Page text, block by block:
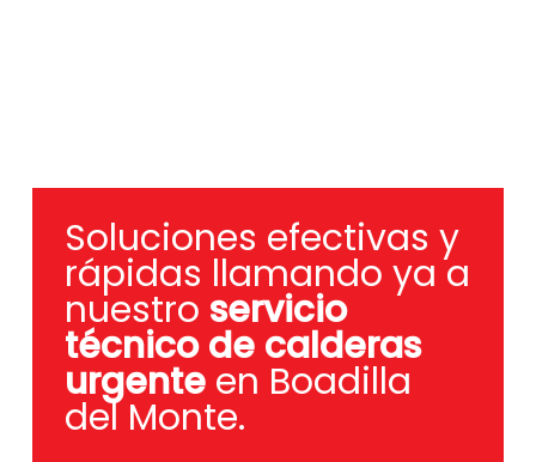
Soluciones efectivas y
rápidas llamando ya a
nuestro servicio
técnico de calderas
urgenteen Boadilla
del Monte.